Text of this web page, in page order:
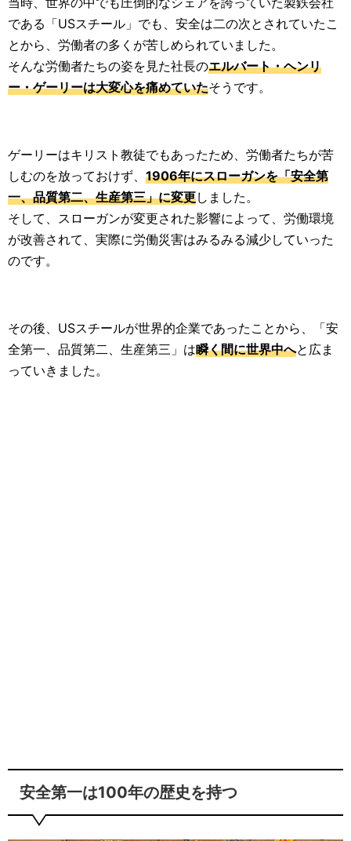
である「USスチール」でも、安全は二の次とされていたこ
とから、労働者の多くが苦しめられていました。
そんな労働者たちの姿を見た社長のエルバート・ヘンリ
ー・ゲーリーは大変心を痛めていたそうです。
ゲーリーはキリスト教徒でもあったため、労働者たちが苦
しむのを放っておけず、 1906年にスローガンを「安全第
一、品質第二、生産第三」に変更しました。
そして、スローガンが変更された影響によって、労働環境
が改善されて、実際に労働災害はみるみる減少していった
のです。
その後、USスチールが世界的企業であったことから、「安
全第一、品質第二、生産第三」は瞬く間に世界中へと広ま
っていきました。
安全第一は100年の歴史を持つ